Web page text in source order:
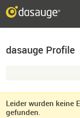
dasauge Profile
Leider wurden keine
gefunden.